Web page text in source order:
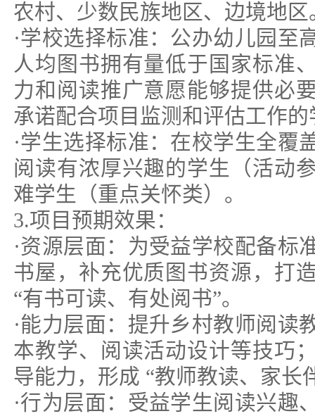
农村、少数民族地区、边境地区
·学校选择标准：公办幼儿园至
人均图书拥有量低于国家标准
力和阅读推广意愿能够提供必
承诺配合项目监测和评估工作的
·学生选择标准：在校学生全覆
阅读有浓厚兴趣的学生（活动
难学生（重点关怀类）。
3.项目预期效果：
·资源层面：为受益学校配备标
书屋，补充优质图书资源，打
“有书可读、有处阅书”。
·能力层面：提升乡村教师阅读
本教学、阅读活动设计等技巧
导能力，形成 “教师教读、家长
·行为层面：受益学生阅读兴趣